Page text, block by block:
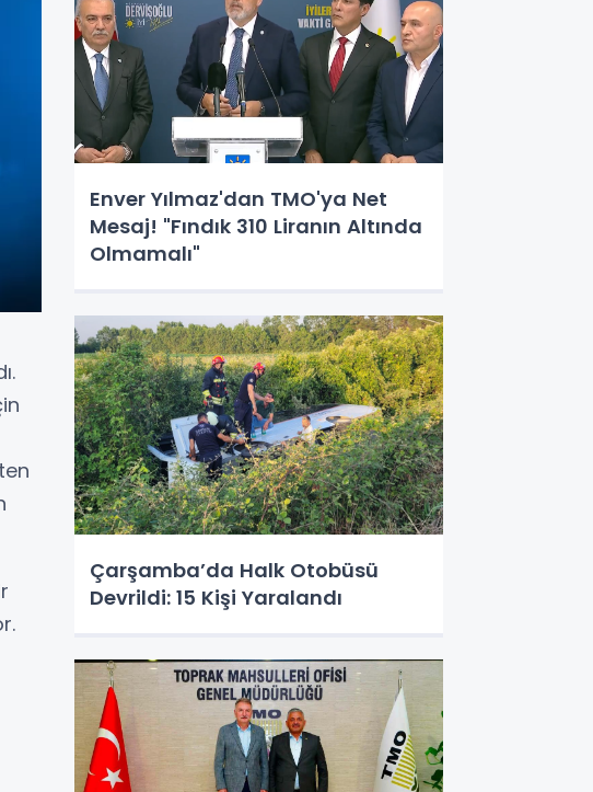
Enver Yılmaz'dan TMO'ya Net
Mesaj! "Fındık 310 Liranın Altında
Olmamalı"
Çarşamba’da Halk Otobüsü
Devrildi: 15 Kişi Yaralandı